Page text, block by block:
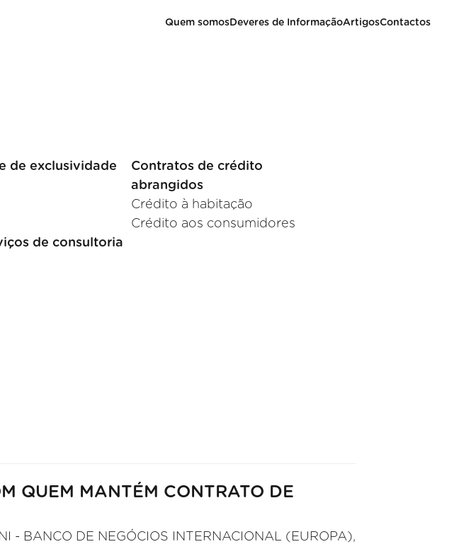
Quem somosDeveres de InformaçãoArtigosContactos
de exclusividade
Contratos de crédito
abrangidos
Crédito à habitação
Crédito aos consumidores
de consultoria
QUEM MANTÉM CONTRATO DE
- BANCO DE NEGÓCIOS INTERNACIONAL (EUROPA),